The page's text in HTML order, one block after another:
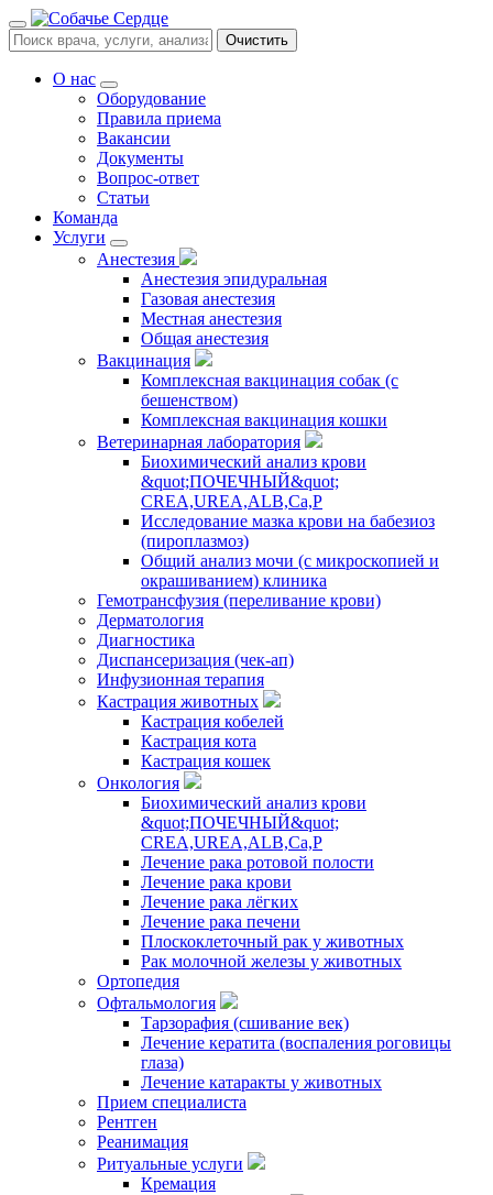
Очистить
О нас
Оборудование
Правила приема
Вакансии
Документы
Вопрос-ответ
Статьи
Команда
Услуги
Анестезия
Анестезия эпидуральная
Газовая анестезия
Местная анестезия
Общая анестезия
Вакцинация
Комплексная вакцинация собак (с
бешенством)
Комплексная вакцинация кошки
Ветеринарная лаборатория
Биохимический анализ крови
&quot;ПОЧЕЧНЫЙ&quot;
CREA,UREA,ALB,Ca,P
Исследование мазка крови на бабезиоз
(пироплазмоз)
Общий анализ мочи (с микроскопией и
окрашиванием) клиника
Гемотрансфузия (переливание крови)
Дерматология
Диагностика
Диспансеризация (чек-ап)
Инфузионная терапия
Кастрация животных
Кастрация кобелей
Кастрация кота
Кастрация кошек
Онкология
Биохимический анализ крови
&quot;ПОЧЕЧНЫЙ&quot;
CREA,UREA,ALB,Ca,P
Лечение рака ротовой полости
Лечение рака крови
Лечение рака лёгких
Лечение рака печени
Плоскоклеточный рак у животных
Рак молочной железы у животных
Ортопедия
Офтальмология
Тарзорафия (сшивание век)
Лечение кератита (воспаления роговицы
глаза)
Лечение катаракты у животных
Прием специалиста
Рентген
Реанимация
Ритуальные услуги
Кремация